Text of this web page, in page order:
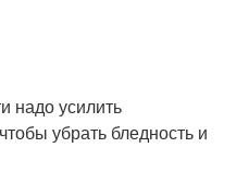
надо усилить
убрать бледность и